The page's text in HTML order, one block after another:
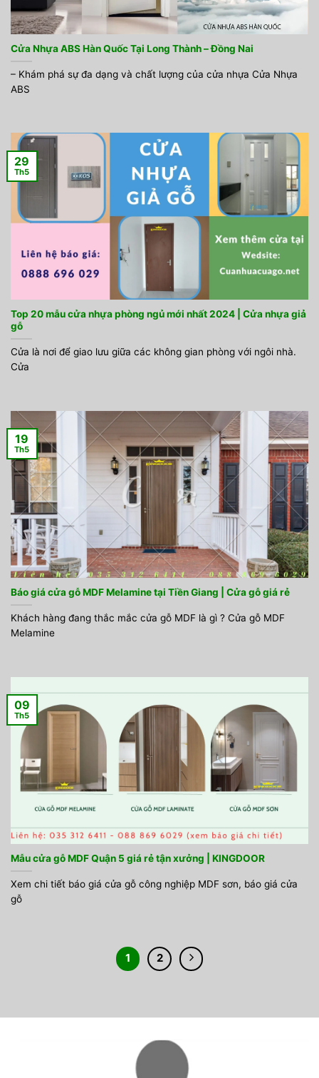
Cửa Nhựa ABS Hàn Quốc Tại Long Thành – Đồng Nai
– Khám phá sự đa dạng và chất lượng của cửa nhựa Cửa Nhựa
ABS
Top 20 mẫu cửa nhựa phòng ngủ mới nhất 2024 | Cửa nhựa giả
gỗ
Cửa là nơi để giao lưu giữa các không gian phòng với ngôi nhà.
Cửa
29
Th5
Báo giá cửa gỗ MDF Melamine tại Tiền Giang | Cửa gỗ giá rẻ
Khách hàng đang thắc mắc cửa gỗ MDF là gì ? Cửa gỗ MDF
Melamine
19
Th5
Mẫu cửa gỗ MDF Quận 5 giá rẻ tận xưởng | KINGDOOR
Xem chi tiết báo giá cửa gỗ công nghiệp MDF sơn, báo giá cửa
gỗ
09
Th5
1 2